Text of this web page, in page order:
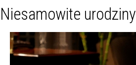
Niesamowite urodziny